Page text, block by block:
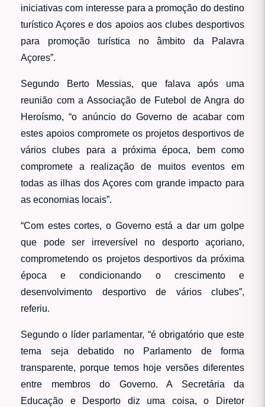
iniciativas com interesse para a promoção do destino
turístico Açores e dos apoios aos clubes desportivos
para promoção turística no âmbito da Palavra
Açores”.
Segundo Berto Messias, que falava após uma
reunião com a Associação de Futebol de Angra do
Heroísmo, “o anúncio do Governo de acabar com
estes apoios compromete os projetos desportivos de
vários clubes para a próxima época, bem como
compromete a realização de muitos eventos em
todas as ilhas dos Açores com grande impacto para
as economias locais”.
“Com estes cortes, o Governo está a dar um golpe
que pode ser irreversível no desporto açoriano,
comprometendo os projetos desportivos da próxima
época e condicionando o crescimento e
desenvolvimento desportivo de vários clubes”,
referiu.
Segundo o líder parlamentar, “é obrigatório que este
tema seja debatido no Parlamento de forma
transparente, porque temos hoje versões diferentes
entre membros do Governo. A Secretária da
Educação e Desporto diz uma coisa, o Diretor